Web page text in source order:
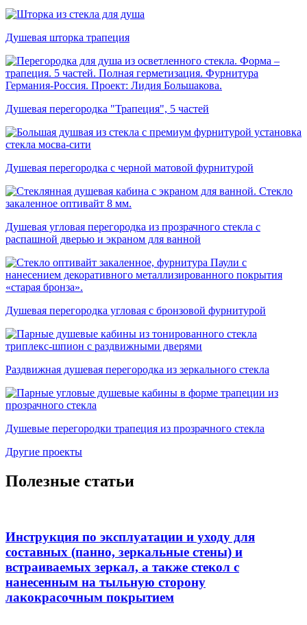
Душевая шторка трапеция
Душевая перегородка "Трапеция", 5 частей
Душевая перегородка с черной матовой фурнитурой
Душевая угловая перегородка из прозрачного стекла с
распашной дверью и экраном для ванной
Душевая перегородка угловая с бронзовой фурнитурой
Раздвижная душевая перегородка из зеркального стекла
Душевые перегородки трапеция из прозрачного стекла
Другие проекты
Полезные статьи
Инструкция по эксплуатации и уходу для
составных (панно, зеркальные стены) и
встраиваемых зеркал, а также стекол с
нанесенным на тыльную сторону
лакокрасочным покрытием